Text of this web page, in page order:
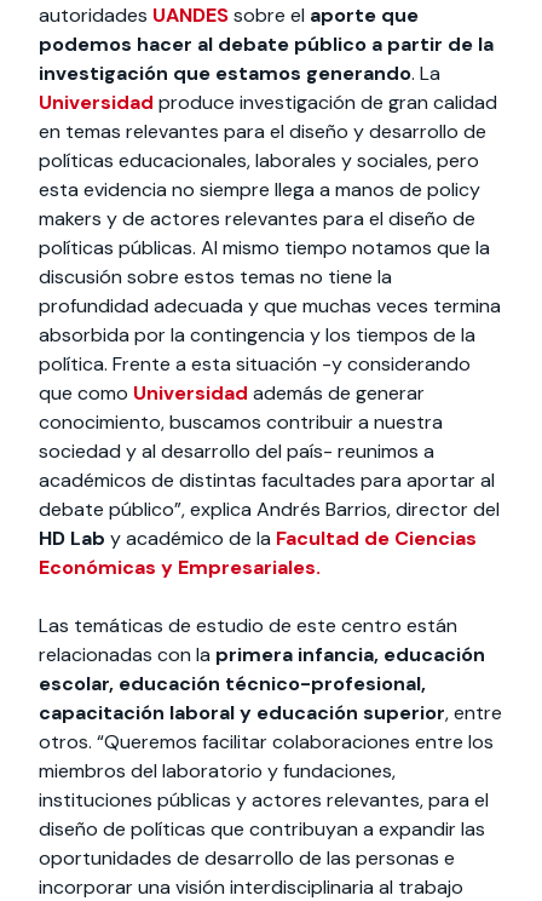
autoridades UANDESsobre el aporte que
podemos hacer al debate público a partir de la
investigación que estamos generando. La
Universidad produce investigación de gran calidad
en temas relevantes para el diseño y desarrollo de
políticas educacionales, laborales y sociales, pero
esta evidencia no siempre llega a manos de policy
makers y de actores relevantes para el diseño de
políticas públicas. Al mismo tiempo notamos que la
discusión sobre estos temas no tiene la
profundidad adecuada y que muchas veces termina
absorbida por la contingencia y los tiempos de la
política. Frente a esta situación -y considerando
que como Universidad además de generar
conocimiento, buscamos contribuir a nuestra
sociedad y al desarrollo del país- reunimos a
académicos de distintas facultades para aportar al
debate público”, explica Andrés Barrios, director del
HD Lab y académico de la Facultad de Ciencias
Económicas y Empresariales.
Las temáticas de estudio de este centro están
relacionadas con la primera infancia, educación
escolar, educación técnico-profesional,
capacitación laboral y educación superior, entre
otros. “Queremos facilitar colaboraciones entre los
miembros del laboratorio y fundaciones,
instituciones públicas y actores relevantes, para el
diseño de políticas que contribuyan a expandir las
oportunidades de desarrollo de las personas e
incorporar una visión interdisciplinaria al trabajo